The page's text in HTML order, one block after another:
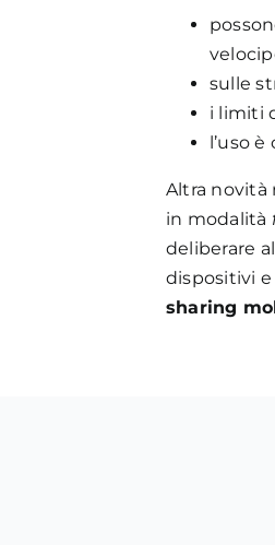
sulle
i limiti
l’uso
Altra novità
in modalità
deliberare
dispositivi e
sharing